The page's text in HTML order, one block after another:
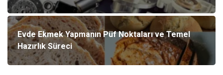
Evde Ekmek Yapmanın Püf Noktaları ve Temel
Hazırlık Süreci